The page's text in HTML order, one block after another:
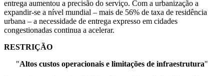
entrega aumentou a precisão do serviço. Com a urbanização a
expandir-se a nível mundial – mais de 56% de taxa de residência
urbana – a necessidade de entrega expresso em cidades
congestionadas continua a acelerar.
RESTRIÇÃO
"Altos custos operacionais e limitações de infraestrutura"